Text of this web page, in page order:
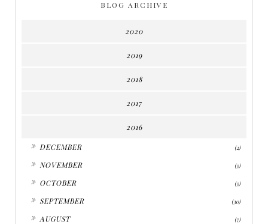
BLOG ARCHIVE
2020
2019
2018
2017
2016
DECEMBER (2)
NOVEMBER (5)
OCTOBER (5)
SEPTEMBER (30)
AUGUST (7)